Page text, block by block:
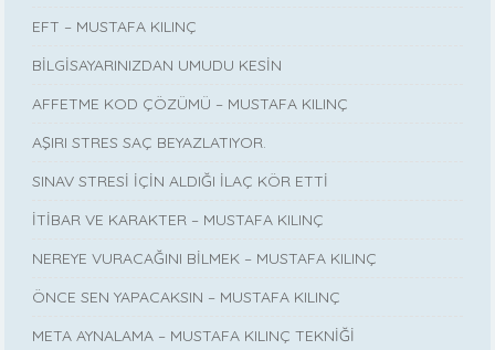
EFT – MUSTAFA KILINÇ
BİLGİSAYARINIZDAN UMUDU KESİN
AFFETME KOD ÇÖZÜMÜ – MUSTAFA KILINÇ
AŞIRI STRES SAÇ BEYAZLATIYOR.
SINAV STRESİ İÇİN ALDIĞI İLAÇ KÖR ETTİ
İTİBAR VE KARAKTER – MUSTAFA KILINÇ
NEREYE VURACAĞINI BİLMEK – MUSTAFA KILINÇ
ÖNCE SEN YAPACAKSIN – MUSTAFA KILINÇ
META AYNALAMA – MUSTAFA KILINÇ TEKNİĞİ